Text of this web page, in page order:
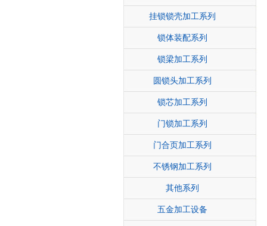
挂锁锁壳加工系列
锁体装配系列
锁梁加工系列
圆锁头加工系列
锁芯加工系列
门锁加工系列
门合页加工系列
不锈钢加工系列
其他系列
五金加工设备